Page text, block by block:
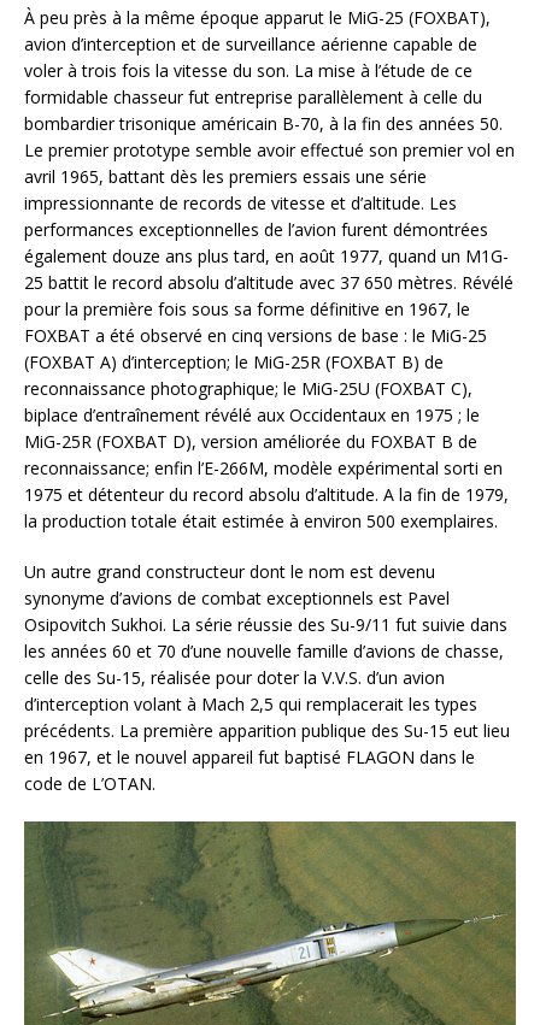
À peu près à la même époque apparut le MiG-25 (FOXBAT),
avion d’interception et de surveillance aérienne capable de
voler à trois fois la vitesse du son. La mise à l’étude de ce
formidable chasseur fut entreprise parallèlement à celle du
bombardier trisonique américain B-70, à la fin des années 50.
Le premier prototype semble avoir effectué son premier vol en
avril 1965, battant dès les premiers essais une série
impressionnante de records de vitesse et d’altitude. Les
performances exceptionnelles de l’avion furent démontrées
également douze ans plus tard, en août 1977, quand un M1G-
25 battit le record absolu d’altitude avec 37 650 mètres. Révélé
pour la première fois sous sa forme définitive en 1967, le
FOXBAT a été observé en cinq versions de base : le MiG-25
(FOXBAT A) d’interception; le MiG-25R (FOXBAT B) de
reconnaissance photographique; le MiG-25U (FOXBAT C),
biplace d’entraînement révélé aux Occidentaux en 1975 ; le
MiG-25R (FOXBAT D), version améliorée du FOXBAT B de
reconnaissance; enfin l’E-266M, modèle expérimental sorti en
1975 et détenteur du record absolu d’altitude. A la fin de 1979,
la production totale était estimée à environ 500 exemplaires.
Un autre grand constructeur dont le nom est devenu
synonyme d’avions de combat exceptionnels est Pavel
Osipovitch Sukhoi. La série réussie des Su-9/11 fut suivie dans
les années 60 et 70 d’une nouvelle famille d’avions de chasse,
celle des Su-15, réalisée pour doter la V.V.S. d’un avion
d’interception volant à Mach 2,5 qui remplacerait les types
précédents. La première apparition publique des Su-15 eut lieu
en 1967, et le nouvel appareil fut baptisé FLAGON dans le
code de L’OTAN.